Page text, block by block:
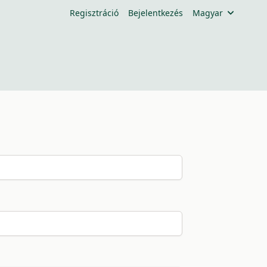
Regisztráció Bejelentkezés Magyar